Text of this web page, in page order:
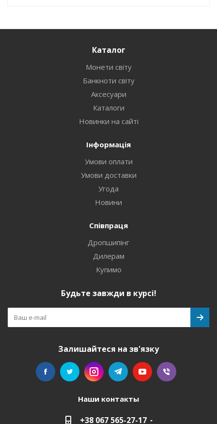
Каталог
Монети світу
Банкноти світу
Аксесуари
Каталоги
Новинки на сайті
Інформація
Умови оплати
Умови доставки
Угода
Новини
Співпраця
Дропшипінг
Дилерам
Купимо
Будьте завжди в курсі!
Залишайтеся на зв'язку
Наши контакты
+38 067 565-27-17